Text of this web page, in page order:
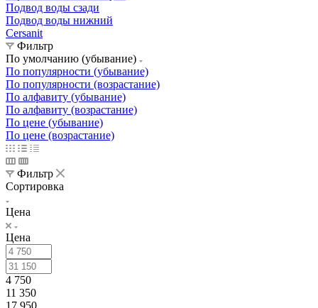
Подвод воды сзади
Подвод воды нижний
Cersanit
Фильтр
По умолчанию (убывание)
По популярности (убывание)
По популярности (возрастание)
По алфавиту (убывание)
По алфавиту (возрастание)
По цене (убывание)
По цене (возрастание)
Фильтр
Сортировка
Цена
Цена
4 750
11 350
17 950